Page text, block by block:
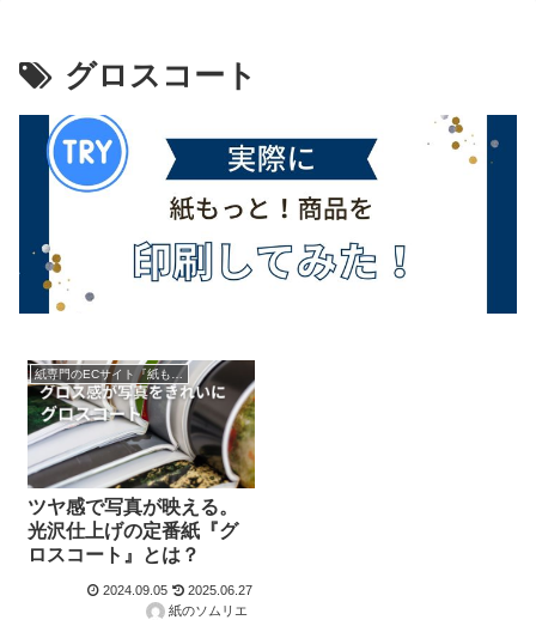
グロスコート
紙専門のECサイト『紙もっと！』の商品紹介！
ツヤ感で写真が映える。
光沢仕上げの定番紙『グ
ロスコート』とは？
2024.09.05
2025.06.27
紙のソムリエ